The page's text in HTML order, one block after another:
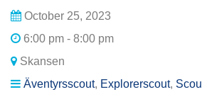
October 25, 2023
6:00 pm - 8:00 pm
Skansen
Äventyrsscout, Explorerscout,